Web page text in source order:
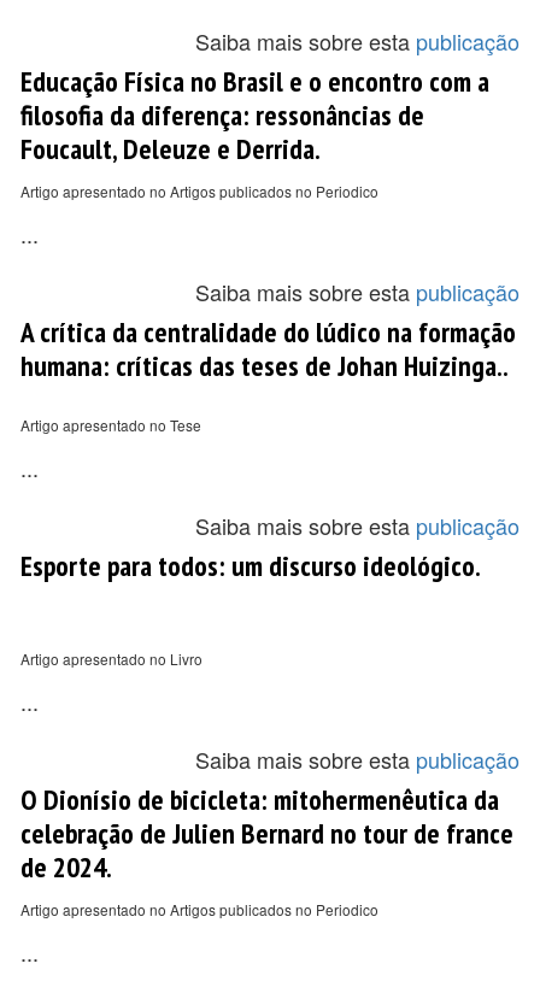
Saiba mais sobre esta publicação
Educação Física no Brasil e o encontro com a
filosofia da diferença: ressonâncias de
Foucault, Deleuze e Derrida.
Artigo apresentado no Artigos publicados no Periodico
...
Saiba mais sobre esta publicação
A crítica da centralidade do lúdico na formação
humana: críticas das teses de Johan Huizinga..
Artigo apresentado no Tese
...
Saiba mais sobre esta publicação
Esporte para todos: um discurso ideológico.
Artigo apresentado no Livro
...
Saiba mais sobre esta publicação
O Dionísio de bicicleta: mitohermenêutica da
celebração de Julien Bernard no tour de france
de 2024.
Artigo apresentado no Artigos publicados no Periodico
...